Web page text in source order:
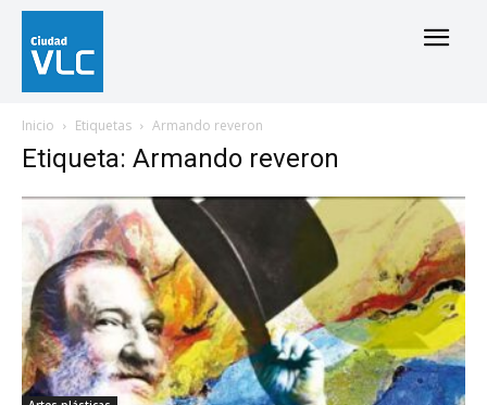
Inicio Etiquetas Armando reveron
Etiqueta: Armando reveron